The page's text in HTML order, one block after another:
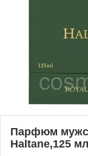
Парфюм
Haltane,125